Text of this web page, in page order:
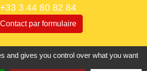
+33 3 44 80 82 84
Contact par formulaire
d'ouverture au public
12h30 et de 13h30 à 17h.
and gives you control over what you want